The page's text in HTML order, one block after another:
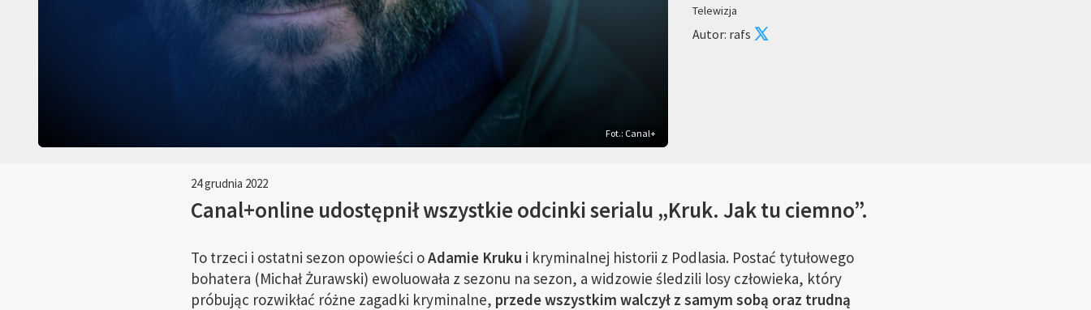
Telewizja
Autor: rafs
Fot.: Canal+
24 grudnia 2022
Canal+online udostępnił wszystkie odcinki serialu „Kruk. Jak tu ciemno”.
To trzeci i ostatni sezon opowieści oAdamie Kruku i kryminalnej historii z Podlasia. Postać tytułowego
bohatera (Michał Żurawski) ewoluowała z sezonu na sezon, a widzowie śledzili losy człowieka, który
próbując rozwikłać różne zagadki kryminalne, przede wszystkim walczył z samym sobą oraz trudną